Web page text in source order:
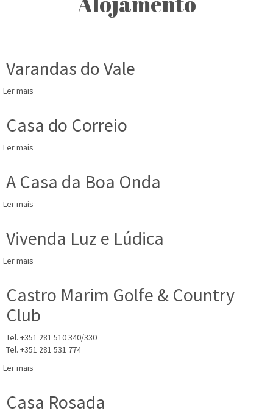
Varandas do Vale
Ler mais
do
Casa do Correio
Ler mais
do
A Casa da Boa Onda
Ler mais
Casa
Vivenda Luz e Lúdica
Ler mais
Luz
e
Lúdica
Castro Marim Golfe & Country
Club
Tel. +351 281 510 340/330
Tel. +351 281 531 774
Ler mais
Marim
Casa Rosada